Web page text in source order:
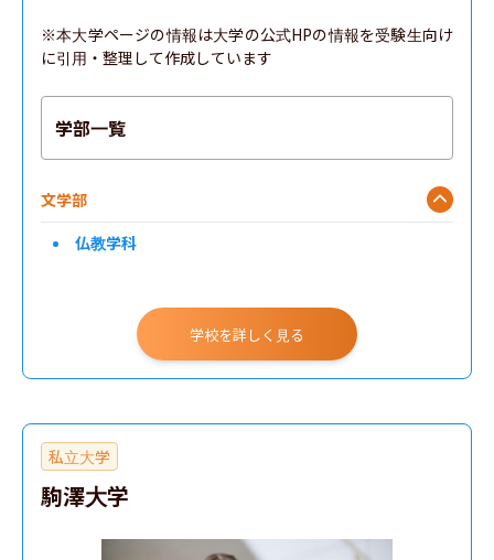
※本大学ページの情報は大学の公式HPの情報を受験生向け
に引用・整理して作成しています
学部一覧
文学部
仏教学科
学校を詳しく見る
私立大学
駒澤大学